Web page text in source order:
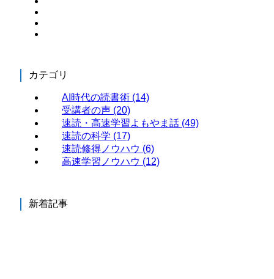
カテゴリ
AI時代の読書術 (14)
受講者の声 (20)
速読・高速学習よもやま話 (49)
速読の科学 (17)
速読修得ノウハウ (6)
高速学習ノウハウ (12)
新着記事